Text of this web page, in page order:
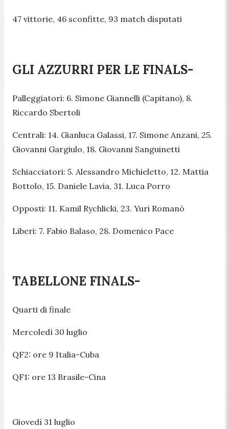
47 vittorie, 46 sconfitte, 93 match disputati
GLI AZZURRI PER LE FINALS-
Palleggiatori: 6. Simone Giannelli (Capitano), 8.
Riccardo Sbertoli
Centrali: 14. Gianluca Galassi, 17. Simone Anzani, 25.
Giovanni Gargiulo, 18. Giovanni Sanguinetti
Schiacciatori: 5. Alessandro Michieletto, 12. Mattia
Bottolo, 15. Daniele Lavia, 31. Luca Porro
Opposti: 11. Kamil Rychlicki, 23. Yuri Romanò
Liberi: 7. Fabio Balaso, 28. Domenico Pace
TABELLONE FINALS-
Quarti di finale
Mercoledì 30 luglio
QF2: ore 9 Italia-Cuba
QF1: ore 13 Brasile-Cina
Giovedì 31 luglio